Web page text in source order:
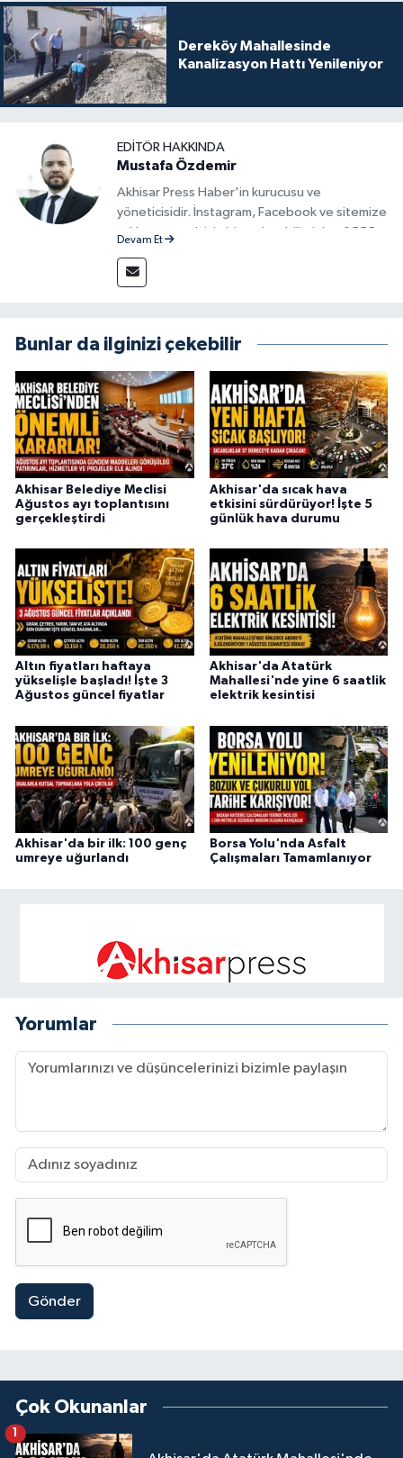
Dereköy Mahallesinde
Kanalizasyon Hattı Yenileniyor
EDITÖR HAKKINDA
Mustafa Özdemir
Akhisar Press Haber'in kurucusu ve
yöneticisidir. İnstagram, Facebook ve sitemize
reklam vermek için bize ulaşabilirsiniz - 0555
Devam Et
Bunlar da ilginizi çekebilir
Akhisar Belediye Meclisi
Ağustos ayı toplantısını
gerçekleştirdi
Akhisar'da sıcak hava
etkisini sürdürüyor! İşte 5
günlük hava durumu
Altın fiyatları haftaya
yükselişle başladı! İşte 3
Ağustos güncel fiyatlar
Akhisar'da Atatürk
Mahallesi'nde yine 6 saatlik
elektrik kesintisi
Akhisar'da bir ilk: 100 genç
umreye uğurlandı
Borsa Yolu'nda Asfalt
Çalışmaları Tamamlanıyor
Yorumlar
Gönder
Çok Okunanlar